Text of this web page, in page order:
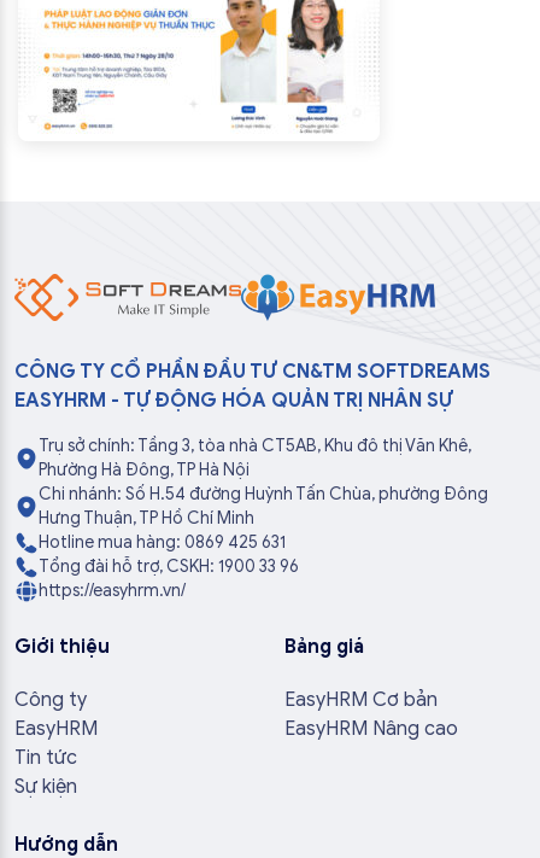
CÔNG TY CỔ PHẦN ĐẦU TƯ CN&TM SOFTDREAMS
EASYHRM - TỰ ĐỘNG HÓA QUẢN TRỊ NHÂN SỰ
Trụ sở chính: Tầng 3, tòa nhà CT5AB, Khu đô thị Văn Khê,
Phường Hà Đông, TP Hà Nội
Chi nhánh: Số H.54 đường Huỳnh Tấn Chùa, phường Đông
Hưng Thuận, TP Hồ Chí Minh
Hotline mua hàng: 0869 425 631
Tổng đài hỗ trợ, CSKH: 1900 33 96
https://easyhrm.vn/
Giới thiệu
Công ty
EasyHRM
Tin tức
Sự kiện
Bảng giá
EasyHRM Cơ bản
EasyHRM Nâng cao
Hướng dẫn